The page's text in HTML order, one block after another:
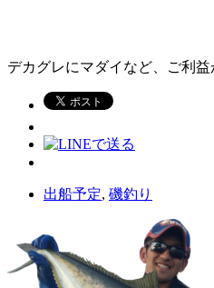
デカグレにマダイなど、ご利
出船予定, 磯釣り